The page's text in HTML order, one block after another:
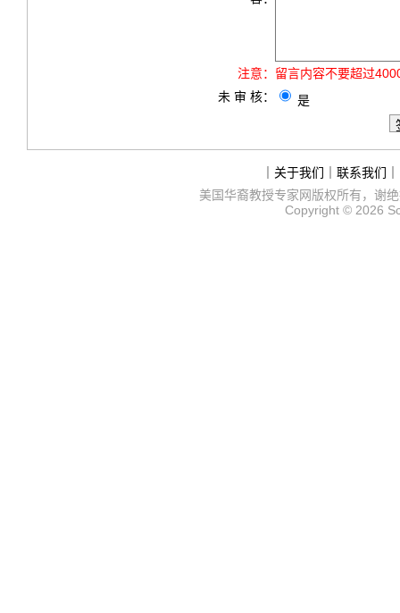
注意： 留言内容不要超过
未 审 核：
是
关于我们 联系我们
美国华裔教授专家网版权所有，谢
Copyright © 2026